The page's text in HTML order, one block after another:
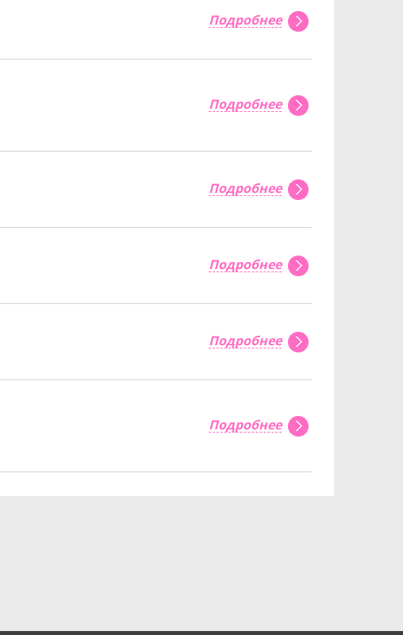
Подробнее
Подробнее
Подробнее
Подробнее
Подробнее
Подробнее